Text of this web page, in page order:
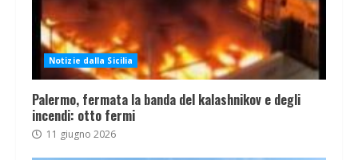
Notizie dalla Sicilia
Palermo, fermata la banda del kalashnikov e degli
incendi: otto fermi
11 giugno 2026